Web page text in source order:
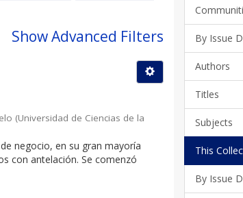
Show Advanced Filters
(Universidad de Ciencias de la
negocio, en su gran mayoría
con antelación. Se comenzó
By Issue
Authors
Titles
Subjects
This
By Issue